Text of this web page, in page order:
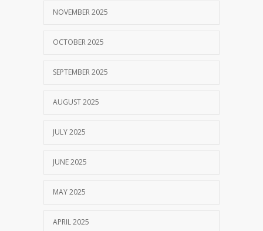
NOVEMBER 2025
OCTOBER 2025
SEPTEMBER 2025
AUGUST 2025
JULY 2025
JUNE 2025
MAY 2025
APRIL 2025